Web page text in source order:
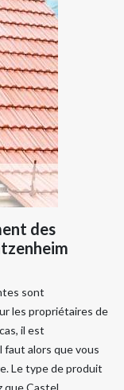
des
sont
les propriétaires de
il est
alors que vous
Le type de produit
que Castel